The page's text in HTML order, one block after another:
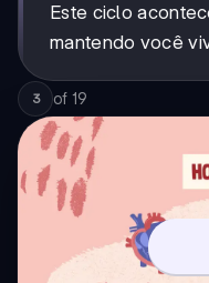
Este ciclo
mantendo você
3 of 19